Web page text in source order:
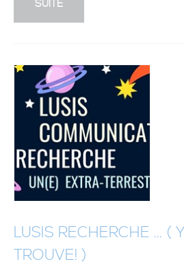
SUITE
LUSIS RECHERCHE ... (
TROUVE! )